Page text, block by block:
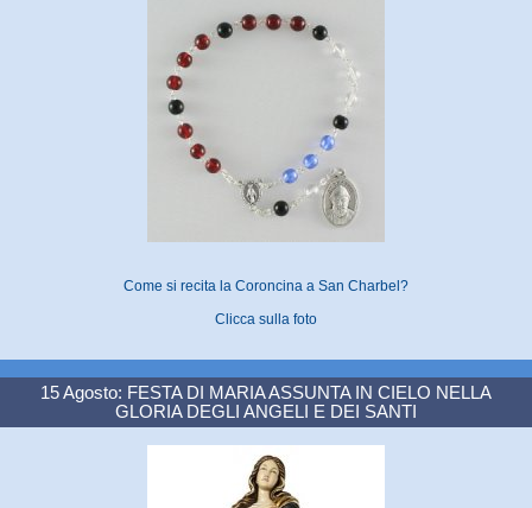
Come si recita la Coroncina a San Charbel?
Clicca sulla foto
15 Agosto: FESTA DI MARIA ASSUNTA IN CIELO NELLA
GLORIA DEGLI ANGELI E DEI SANTI